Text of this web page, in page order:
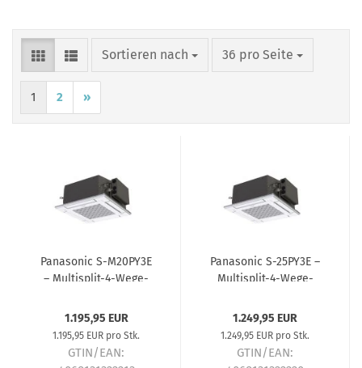
Sortieren nach
Sortieren nach 36 pro Seite
pro Seite
1 2 »
Panasonic S-M20PY3E
– Multisplit-4-Wege-
R32 – Multisplit-
Klimaanlage
1.195,95 EUR
1.195,95 EUR pro Stk.
GTIN/EAN:
Panasonic S-25PY3E –
Multisplit-4-Wege-
R32 – Multisplit-
Klimaanlage
1.249,95 EUR
1.249,95 EUR pro Stk.
GTIN/EAN: